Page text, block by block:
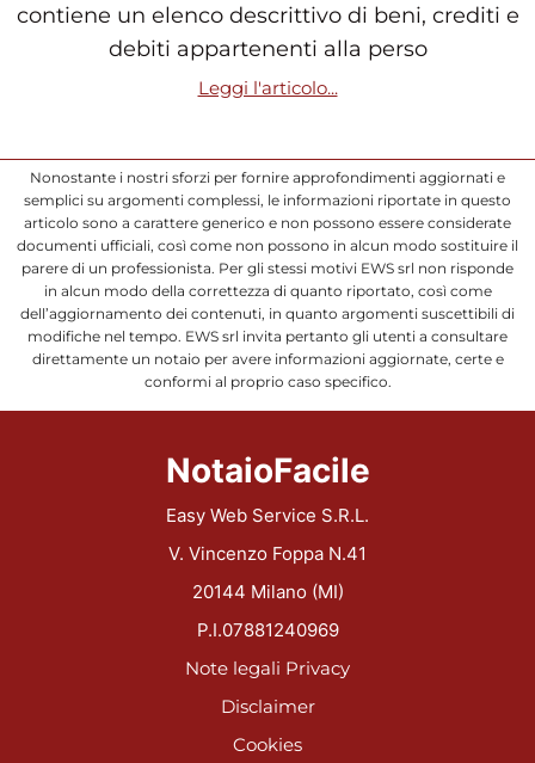
contiene un elenco descrittivo di beni, crediti e
debiti appartenenti alla perso
Leggi l'articolo...
Nonostante i nostri sforzi per fornire approfondimenti aggiornati e
semplici su argomenti complessi, le informazioni riportate in questo
articolo sono a carattere generico e non possono essere considerate
documenti ufficiali, così come non possono in alcun modo sostituire il
parere di un professionista. Per gli stessi motivi EWS srl non risponde
in alcun modo della correttezza di quanto riportato, così come
dell’aggiornamento dei contenuti, in quanto argomenti suscettibili di
modifiche nel tempo. EWS srl invita pertanto gli utenti a consultare
direttamente un notaio per avere informazioni aggiornate, certe e
conformi al proprio caso specifico.
NotaioFacile
Easy Web Service S.R.L.
V. Vincenzo Foppa N.41
20144 Milano (MI)
P.I.07881240969
Note legali Privacy
Disclaimer
Cookies